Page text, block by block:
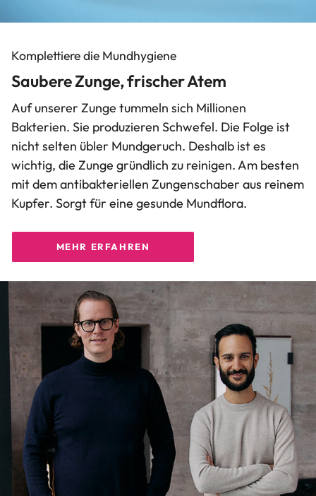
Komplettiere die Mundhygiene
Saubere Zunge, frischer Atem
Auf unserer Zunge tummeln sich Millionen
Bakterien. Sie produzieren Schwefel. Die Folge ist
nicht selten übler Mundgeruch. Deshalb ist es
wichtig, die Zunge gründlich zu reinigen. Am besten
mit dem antibakteriellen Zungenschaber aus reinem
Kupfer. Sorgt für eine gesunde Mundflora.
MEHR ERFAHREN